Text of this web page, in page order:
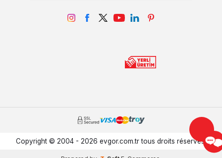
Copyright © 2004 - 2026 evgor.com.tr tous droits réservés.